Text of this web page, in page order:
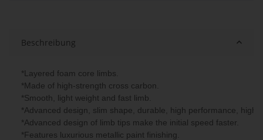
Beschreibung
*Layered foam core limbs.
*Made of high-strength cross carbon.
*Smooth, light weight and fast limb.
*Advanced design, slim shape, durable, high performance, high
*Advanced design of limb tips make the initial speed faster.
*Features luxurious metallic paint finishing.